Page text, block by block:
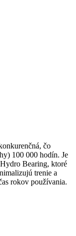
čo
100 000 hodín. Je
Bearing, ktoré
trenie a
rokov používania.